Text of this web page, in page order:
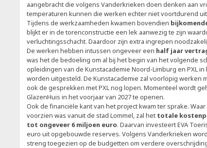
aangebracht die volgens Vanderkrieken doen denken aan
temperaturen kunnen die werken echter niet voortdurend
Tijdens de werkzaamheden kwamen bovendien
blijkt er in de torenconstructie een lek aanwezig te zijn
verluchtingsschacht. Daardoor zijn extra ingrepen
De werken hebben intussen ongeveer een half jaar
was het de bedoeling om al bij het begin van het volgende
opleidingen van de Kunstacademie Noord-Limburg en PXL
worden uitgesteld. De Kunstacademie zal voorlopig werken
ook de gesprekken met PXL nog lopen. Momenteel wordt
GlazenHuis in het voorjaar van 2027 te openen.
Ook de financiële kant van het project kwam ter sprake.
voorzien was vanuit de stad Lommel, zal het totale
tot ongeveer 6 miljoen euro. Daarvan investeert EVA
euro uit opgebouwde reserves. Volgens Vanderkrieken
streng toegezien op de budgetten om verdere